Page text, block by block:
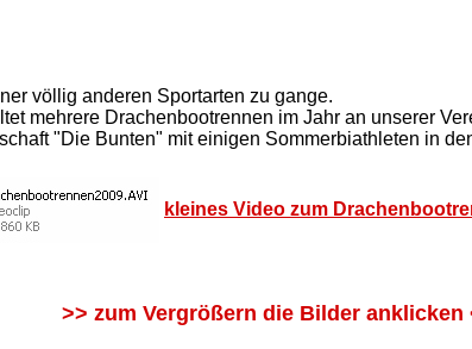
völlig anderen Sportarten zu gange.
mehrere Drachenbootrennen im Jahr an unserer
"Die Bunten" mit einigen Sommerbiathleten in
kleines Video zum
>> zum Vergrößern die Bilder anklicken